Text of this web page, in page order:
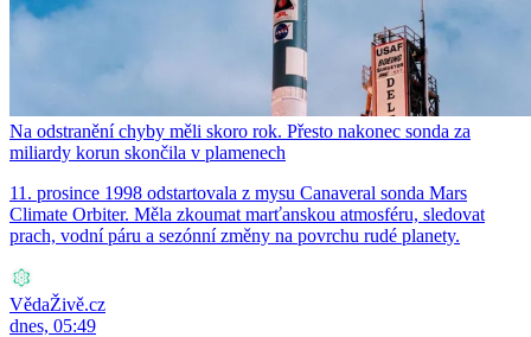
Na odstranění chyby měli skoro rok. Přesto nakonec sonda za
miliardy korun skončila v plamenech
11. prosince 1998 odstartovala z mysu Canaveral sonda Mars
Climate Orbiter. Měla zkoumat marťanskou atmosféru, sledovat
prach, vodní páru a sezónní změny na povrchu rudé planety.
VědaŽivě.cz
dnes, 05:49